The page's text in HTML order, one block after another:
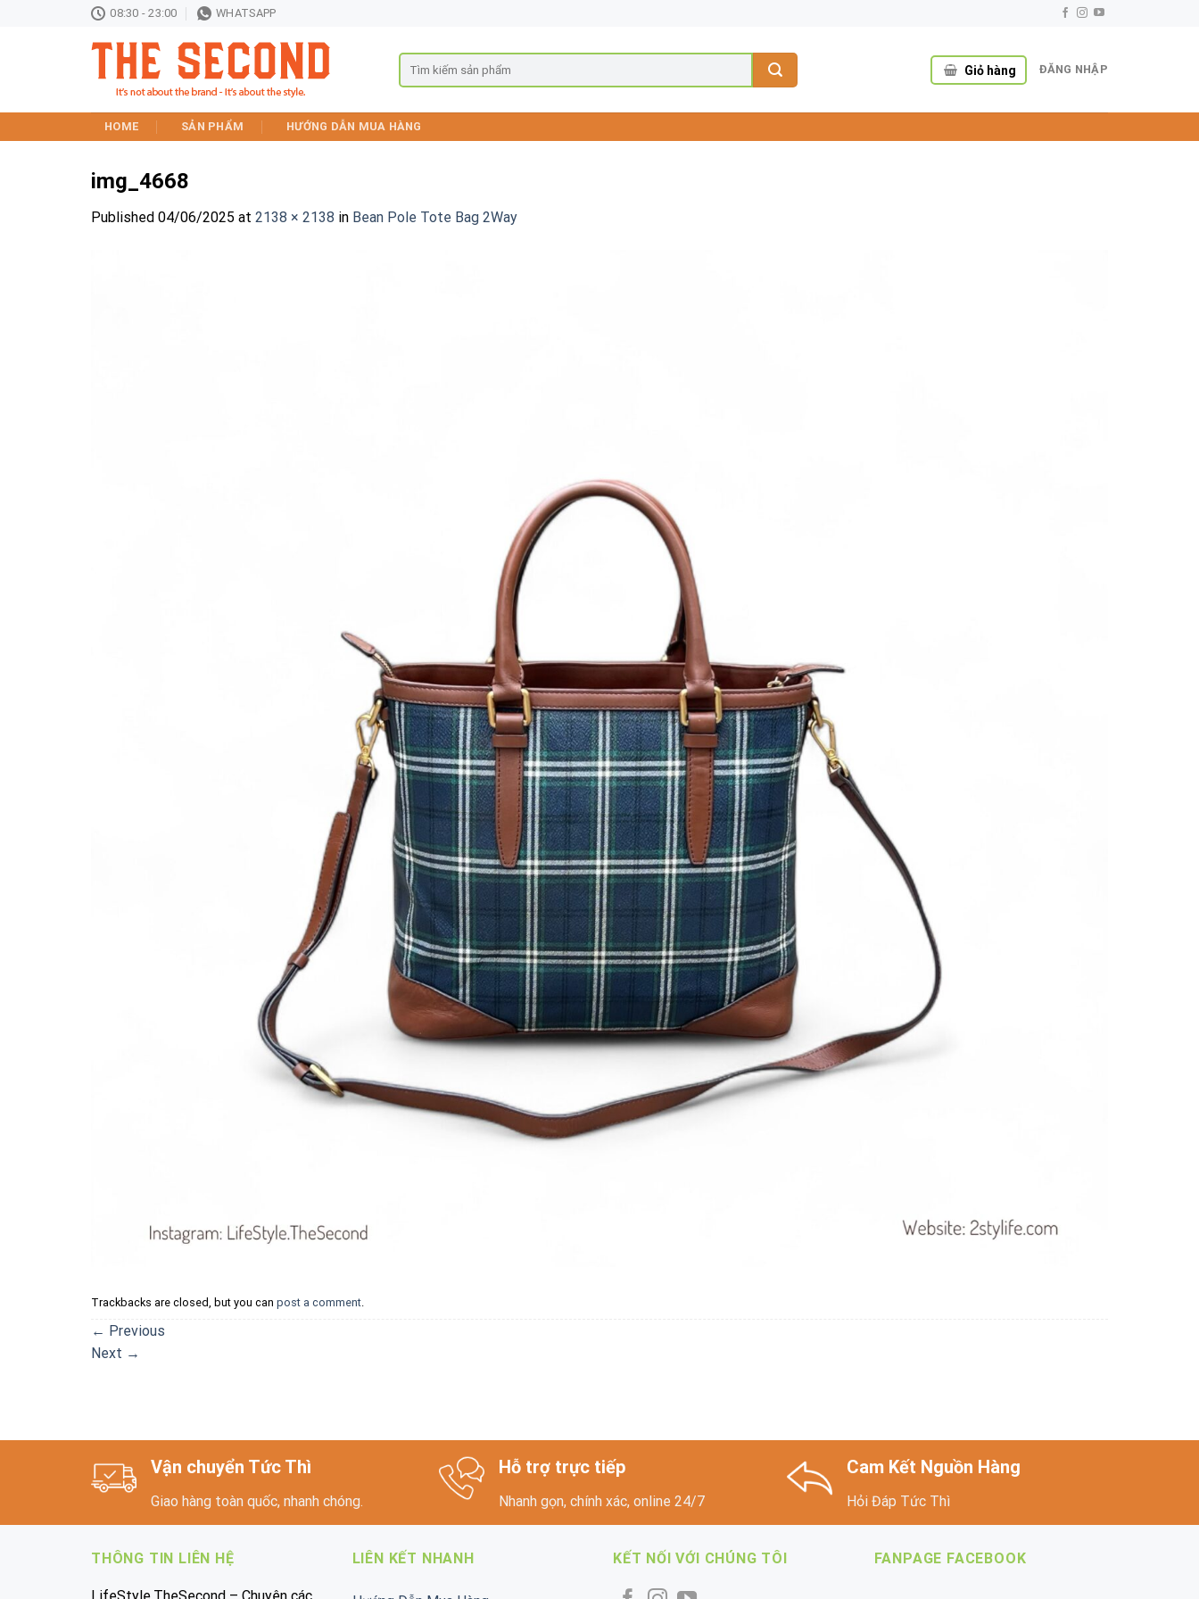
08:30 - 23:00 WHATSAPP
Giỏ hàng ĐĂNG NHẬP
HOME SẢN PHẨM HƯỚNG DẪN MUA HÀNG
img_4668
Published 04/06/2025 at 2138 × 2138 in Bean Pole Tote Bag 2Way
Trackbacks are closed, but you can post a comment.
← Previous
Next →
Vận chuyển Tức Thì
Giao hàng toàn quốc, nhanh chóng.
Hỗ trợ trực tiếp
Nhanh gọn, chính xác, online 24/7
Cam Kết Nguồn Hàng
Hỏi Đáp Tức Thì
THÔNG TIN LIÊN HỆ LIÊN KẾT NHANH KẾT NỐI VỚI CHÚNG TÔI FANPAGE FACEBOOK